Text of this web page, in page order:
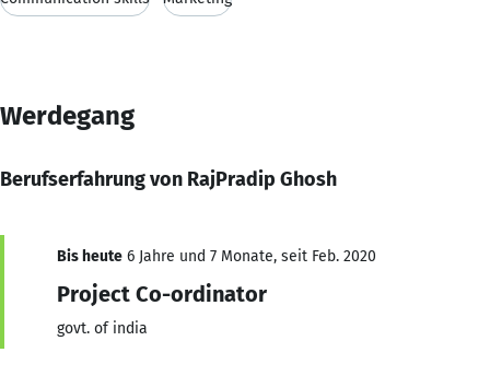
Werdegang
Berufserfahrung von RajPradip Ghosh
Bis heute 6 Jahre und 7 Monate, seit Feb. 2020
Project Co-ordinator
govt. of india